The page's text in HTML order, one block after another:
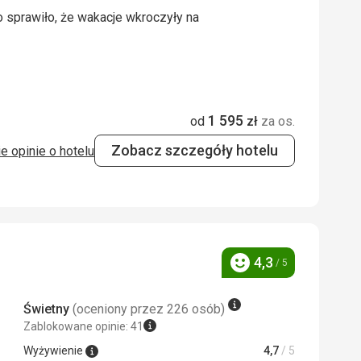
że wakacje wkroczyły na
że wakacje wkroczyły na
4,0/ 5
jakość
od 1 595 zł za os.
Zobacz szczegóły hotelu
opinie o hotelu
Ocena
4,3 / 5
Świetny (oceniony przez 226 osób)
Zablokowane opinie: 41
Wyżywienie
4,7/ 5